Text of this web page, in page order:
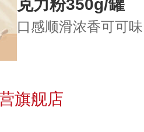
克力粉350g/罐
口感顺滑浓香可可味
旗舰店